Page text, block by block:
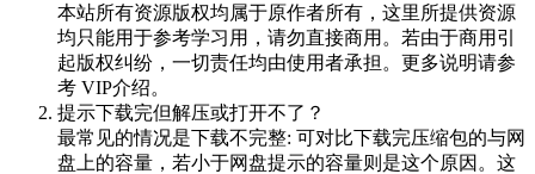
本站所有资源版权均属于原作者所有，这里所提供资源
均只能用于参考学习用，请勿直接商用。若由于商用引
起版权纠纷，一切责任均由使用者承担。更多说明请参
考 VIP介绍。
提示下载完但解压或打开不了？
最常见的情况是下载不完整: 可对比下载完压缩包的与网
盘上的容量，若小于网盘提示的容量则是这个原因。这